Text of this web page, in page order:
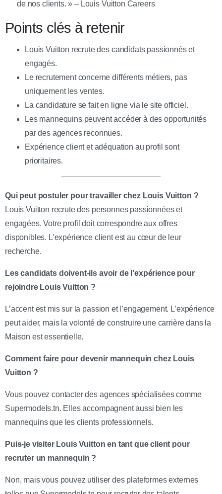
de nos clients. » – Louis Vuitton Careers
Points clés à retenir
Louis Vuitton recrute des candidats passionnés et
engagés.
Le recrutement concerne différents métiers, pas
uniquement les ventes.
La candidature se fait en ligne via le site officiel.
Les mannequins peuvent accéder à des opportunités
par des agences reconnues.
Expérience client et adéquation au profil sont
prioritaires.
Qui peut postuler pour travailler chez Louis Vuitton ?
Louis Vuitton recrute des personnes passionnées et
engagées. Votre profil doit correspondre aux offres
disponibles. L’expérience client est au cœur de leur
recherche.
Les candidats doivent-ils avoir de l’expérience pour
rejoindre Louis Vuitton ?
L’accent est mis sur la passion et l’engagement. L’expérience
peut aider, mais la volonté de construire une carrière dans la
Maison est essentielle.
Comment faire pour devenir mannequin chez Louis
Vuitton ?
Vous pouvez contacter des agences spécialisées comme
Supermodels.tn. Elles accompagnent aussi bien les
mannequins que les clients professionnels.
Puis-je visiter Louis Vuitton en tant que client pour
recruter un mannequin ?
Non, mais vous pouvez utiliser des plateformes externes